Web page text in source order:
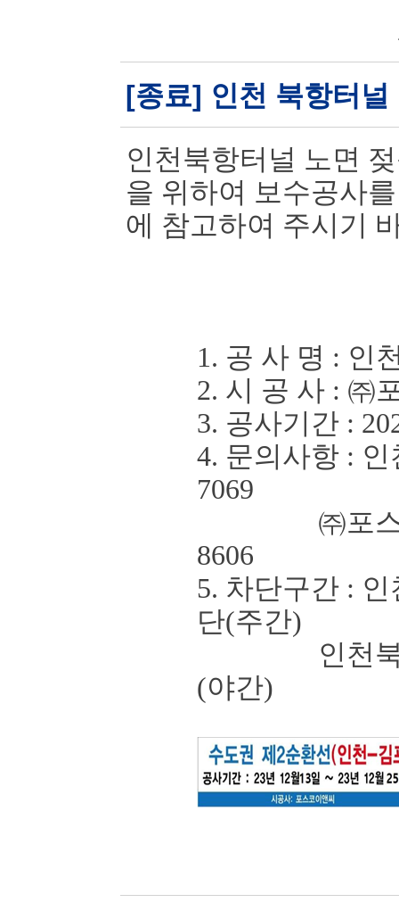
[종료] 인천 북항터
인천북항터널 노면
을 위하여 보수공사
에 참고하여 주시기
1. 공 사 명 : 인
2. 시 공 사 : ㈜
3. 공사기간 :
4. 문의사항 :
7069
㈜포
8606
5. 차단구간 :
단(주간)
인천북항
(야간)